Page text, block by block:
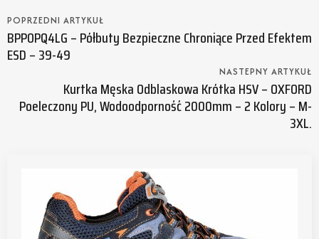
POPRZEDNI ARTYKUŁ
BPPOPQ4LG – Półbuty Bezpieczne Chroniące Przed Efektem
ESD – 39-49
NASTEPNY ARTYKUŁ
Kurtka Męska Odblaskowa Krótka HSV – OXFORD
Poeleczony PU, Wodoodporność 2000mm – 2 Kolory – M-
3XL.